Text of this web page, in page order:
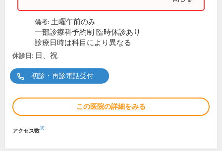
備考: 土曜午前のみ
一部診療科予約制 臨時休診あり
診療日時は科目により異なる
休診日: 日、祝
初診・再診電話受付
この医院の詳細をみる
アクセス数※